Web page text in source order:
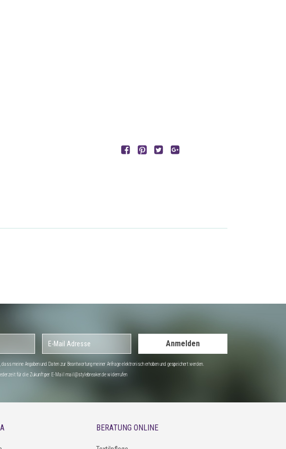
Anmelden
meine Angaben und Daten zur Beantwortung meiner Anfrage elektronisch erhoben und gespeichert werden.
für die Zukunft per E-Mail mail@stylebreaker.de widerrufen
BERATUNG ONLINE